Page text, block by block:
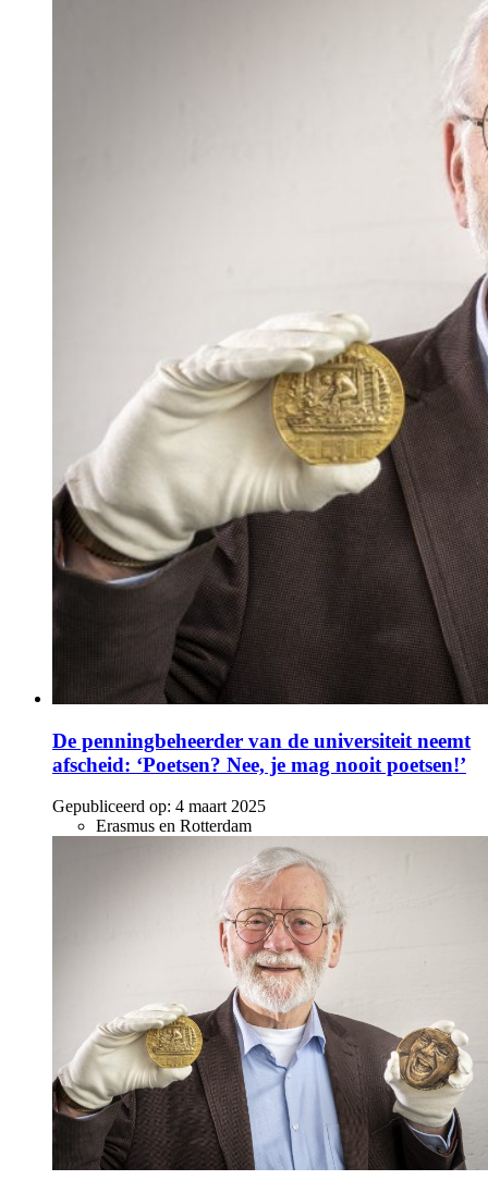
De penningbeheerder van de universiteit neemt
afscheid: ‘Poetsen? Nee, je mag nooit poetsen!’
Gepubliceerd op: 4 maart 2025
Erasmus en Rotterdam